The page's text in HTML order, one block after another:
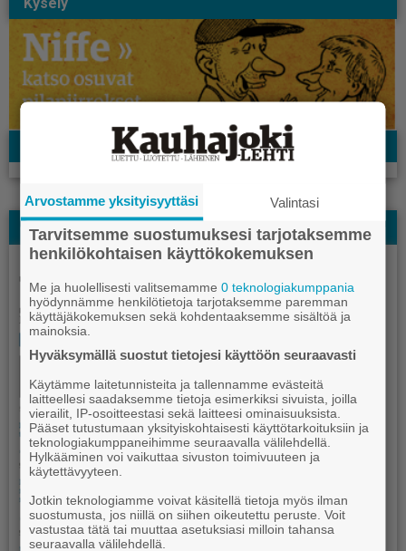
Näköislehti
Arvostamme yksityisyyttäsi Valintasi
Tarvitsemme suostumuksesi tarjotaksemme
henkilökohtaisen käyttökokemuksen
Me ja huolellisesti valitsemamme0 teknologiakumppania
hyödynnämme henkilötietoja tarjotaksemme paremman
käyttäjäkokemuksen sekä kohdentaaksemme sisältöä ja
mainoksia.
Hyväksymällä suostut tietojesi käyttöön seuraavasti
Käytämme laitetunnisteita ja tallennamme evästeitä
laitteellesi saadaksemme tietoja esimerkiksi sivuista, joilla
vierailit, IP-osoitteestasi sekä laitteesi ominaisuuksista.
Pääset tutustumaan yksityiskohtaisesti käyttötarkoituksiin ja
teknologiakumppaneihimme seuraavalla välilehdellä.
Hylkääminen voi vaikuttaa sivuston toimivuuteen ja
käytettävyyteen.
Jotkin teknologiamme voivat käsitellä tietoja myös ilman
suostumusta, jos niillä on siihen oikeutettu peruste. Voit
vastustaa tätä tai muuttaa asetuksiasi milloin tahansa
seuraavalla välilehdellä.